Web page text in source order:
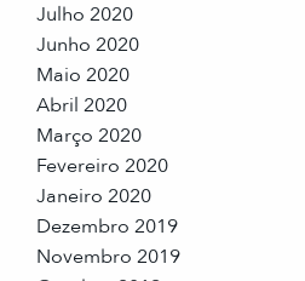
Julho 2020
Junho 2020
Maio 2020
Abril 2020
Março 2020
Fevereiro 2020
Janeiro 2020
Dezembro 2019
Novembro 2019